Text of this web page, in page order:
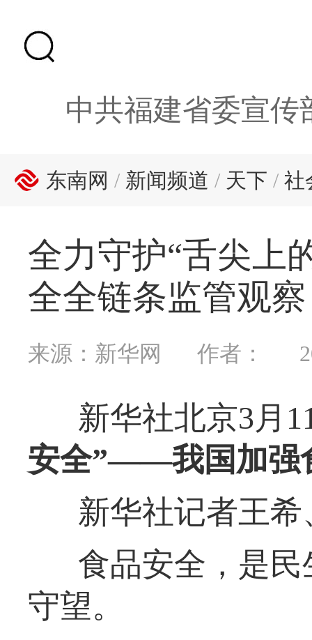
中共福建省委宣传
东南网 / 新闻频道 / 天下 / 社
全力守护“舌尖
全全链条监管观察
来源：新华网 作者：
新华社北京3月
安全”——我国加强
新华社记者王
食品安全，是
守望。